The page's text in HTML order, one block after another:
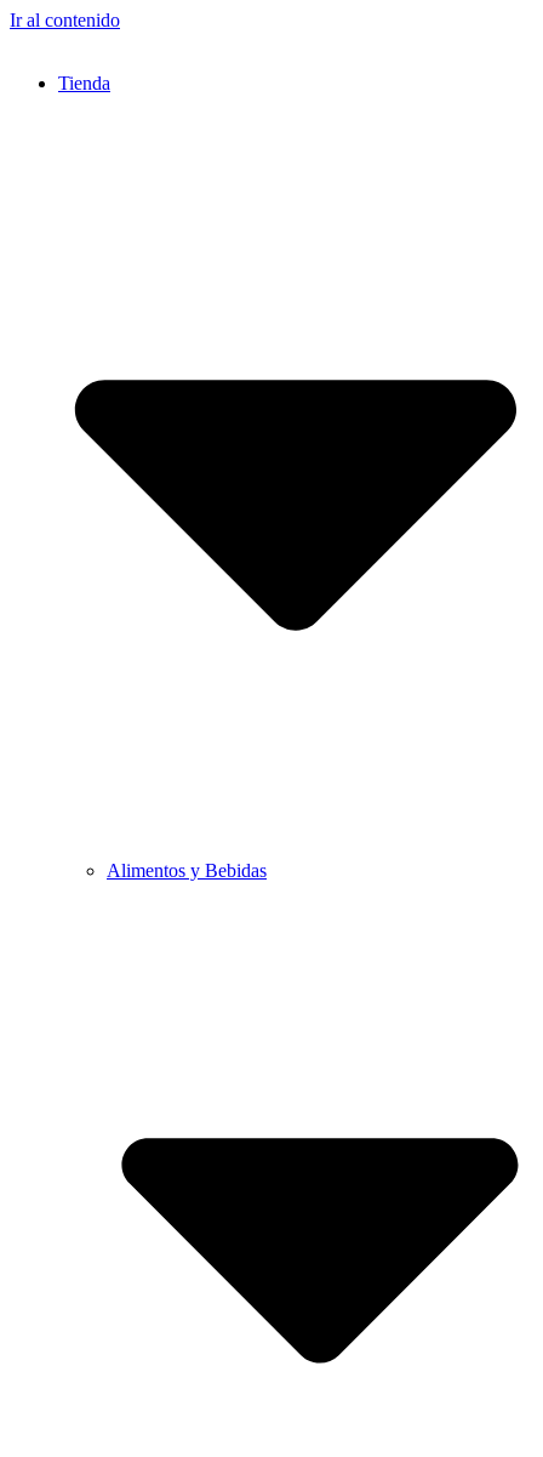
Ir al contenido
Tienda
Alimentos y Bebidas